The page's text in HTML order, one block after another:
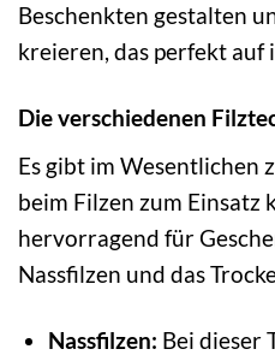
Beschenkten gestalten
kreieren, das perfekt auf
Die verschiedenen
Es gibt im Wesentlichen
beim Filzen zum Einsatz
hervorragend für
Nassfilzen und das
Nassfilzen: Bei dieser